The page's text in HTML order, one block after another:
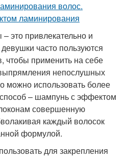
это привлекательно и
часто пользуются
чтобы применить на себе
непослушных
можно использовать более
– шампунь с эффектом
совершенную
каждый волосок
формулой.
для закрепления